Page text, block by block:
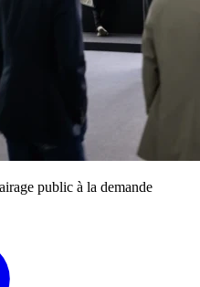
public à la demande